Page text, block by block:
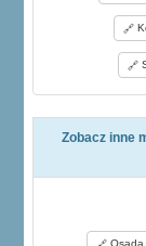
Zobacz inne
Osada